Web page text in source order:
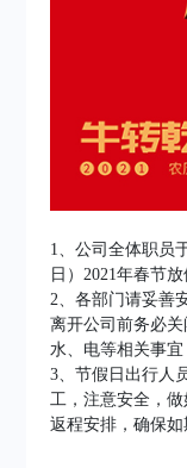
1、公司全体职员
日）2021年春节放
2、各部门请妥善
离开公司前务必关
水、电等相关事宜
3、节假日出行人
工，注意安全，
返程安排，确保如